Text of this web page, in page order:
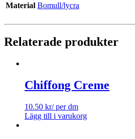
Material Bomull/lycra
Relaterade produkter
Chiffong Creme
10.50 kr/ per dm
Lägg till i varukorg